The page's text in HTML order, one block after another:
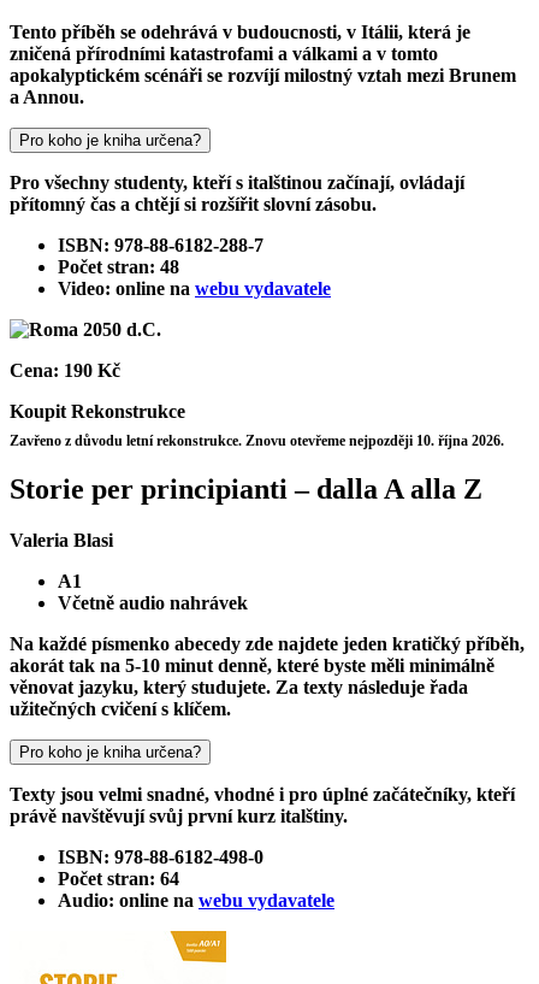
Tento příběh se odehrává v budoucnosti, v Itálii, která je
zničená přírodními katastrofami a válkami a v tomto
apokalyptickém scénáři se rozvíjí milostný vztah mezi Brunem
a Annou.
Pro koho je kniha určena?
Pro všechny studenty, kteří s italštinou začínají, ovládají
přítomný čas a chtějí si rozšířit slovní zásobu.
ISBN: 978-88-6182-288-7
Počet stran: 48
Video: online na webu vydavatele
Cena: 190 Kč
Koupit Rekonstrukce
Zavřeno z důvodu letní rekonstrukce. Znovu otevřeme nejpozději 10. října 2026.
Storie per principianti – dalla A alla Z
Valeria Blasi
A1
Včetně audio nahrávek
Na každé písmenko abecedy zde najdete jeden kratičký příběh,
akorát tak na 5-10 minut denně, které byste měli minimálně
věnovat jazyku, který studujete. Za texty následuje řada
užitečných cvičení s klíčem.
Pro koho je kniha určena?
Texty jsou velmi snadné, vhodné i pro úplné začátečníky, kteří
právě navštěvují svůj první kurz italštiny.
ISBN: 978-88-6182-498-0
Počet stran: 64
Audio: online na webu vydavatele